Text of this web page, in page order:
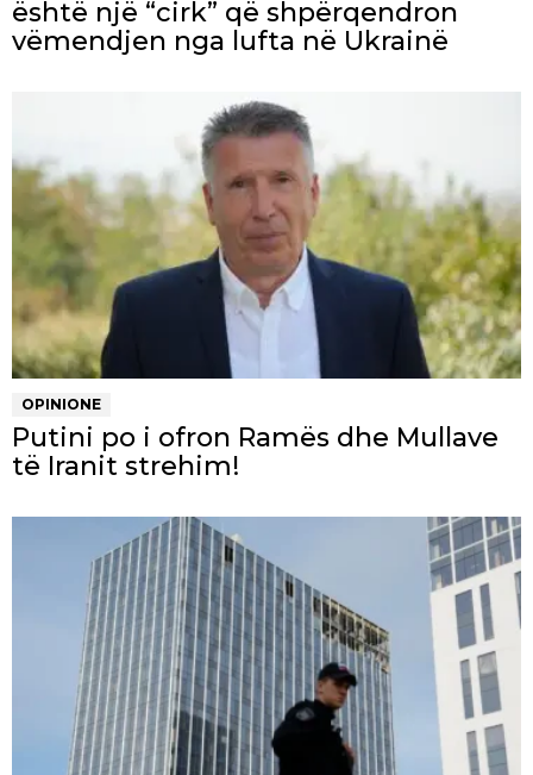
është një “cirk” që shpërqendron
vëmendjen nga lufta në Ukrainë
OPINIONE
Putini po i ofron Ramës dhe Mullave
të Iranit strehim!